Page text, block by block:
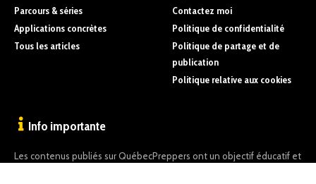
Parcours & séries
Applications concrètes
Tous les articles
Contactez moi
Politique de confidentialité
Politique de partage et de
publication
Politique relative aux cookies
Info importante
Les contenus publiés sur QuébecPreppers ont un objectif éducatif et